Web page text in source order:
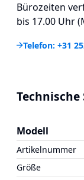
Bürozeiten
bis 17.00 Uhr
Telefon: +31
Modell
Artikelnummer
Größe